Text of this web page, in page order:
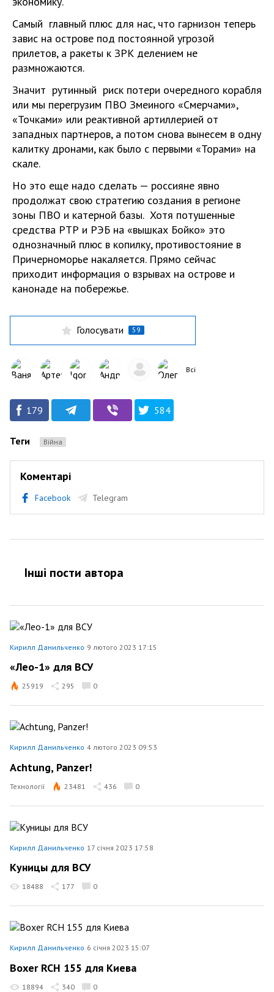
Самый главный плюс для нас, что гарнизон теперь
завис на острове под постоянной угрозой
прилетов, а ракеты к ЗРК делением не
размножаются.
Значит рутинный риск потери очередного корабля
или мы перегрузим ПВО Змеиного «Смерчами»,
«Точками» или реактивной артиллерией от
западных партнеров, а потом снова вынесем в одну
калитку дронами, как было с первыми «Торами» на
скале.
Но это еще надо сделать — россияне явно
продолжат свою стратегию создания в регионе
зоны ПВО и катерной базы. Хотя потушенные
средства РТР и РЭБ на «вышках Бойко» это
однозначный плюс в копилку, противостояние в
Причерноморье накаляется. Прямо сейчас
приходит информация о взрывах на острове и
канонаде на побережье.
Голосувати 59
Всі
179 584
Теги Війна
Коментарі
Facebook Telegram
Інші пости автора
Кирилл Данильченко 9 лютого 2023 17:15
«Лео-1» для ВСУ
25919 295 0
Кирилл Данильченко 4 лютого 2023 09:53
Achtung, Panzer!
Технології 23481 436 0
Кирилл Данильченко 17 січня 2023 17:58
Куницы для ВСУ
18488 177 0
Кирилл Данильченко 6 січня 2023 15:07
Boxer RCH 155 для Киева
18894 340 0